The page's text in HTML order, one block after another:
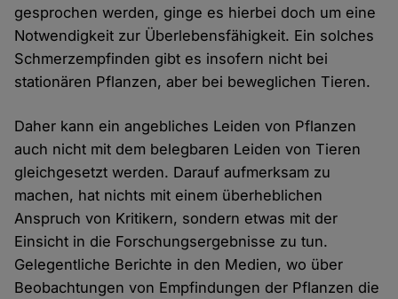
gesprochen werden, ginge es hierbei doch um eine
Notwendigkeit zur Überlebensfähigkeit. Ein solches
Schmerzempfinden gibt es insofern nicht bei
stationären Pflanzen, aber bei beweglichen Tieren.
Daher kann ein angebliches Leiden von Pflanzen
auch nicht mit dem belegbaren Leiden von Tieren
gleichgesetzt werden. Darauf aufmerksam zu
machen, hat nichts mit einem überheblichen
Anspruch von Kritikern, sondern etwas mit der
Einsicht in die Forschungsergebnisse zu tun.
Gelegentliche Berichte in den Medien, wo über
Beobachtungen von Empfindungen der Pflanzen die